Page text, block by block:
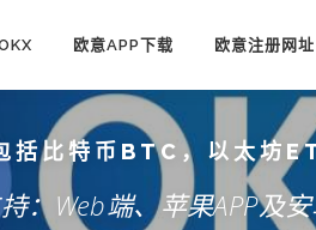
欧意APP下载 欧意注册网址
比特币BTC，以太坊
：Web端、苹果APP及